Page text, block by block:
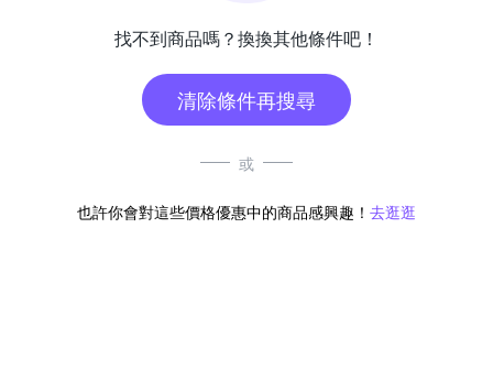
找不到商品嗎？換換其他條件吧！
清除條件再搜尋
或
也許你會對這些價格優惠中的商品感興趣！ 去逛逛